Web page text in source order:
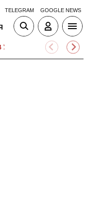
TELEGRAM GOOGLE NEWS
ВІЙНА НА